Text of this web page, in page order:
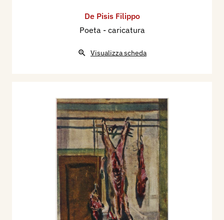
De Pisis Filippo
Poeta - caricatura
Visualizza scheda